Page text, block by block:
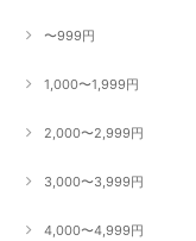
〜999円
1,000〜1,999円
2,000〜2,999円
3,000〜3,999円
4,000〜4,999円